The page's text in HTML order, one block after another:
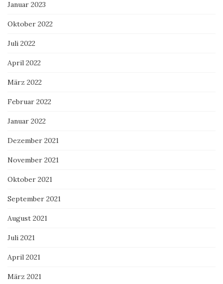
Januar 2023
Oktober 2022
Juli 2022
April 2022
März 2022
Februar 2022
Januar 2022
Dezember 2021
November 2021
Oktober 2021
September 2021
August 2021
Juli 2021
April 2021
März 2021